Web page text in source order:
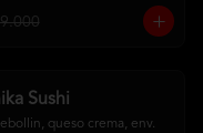
Sushi
queso crema, env.